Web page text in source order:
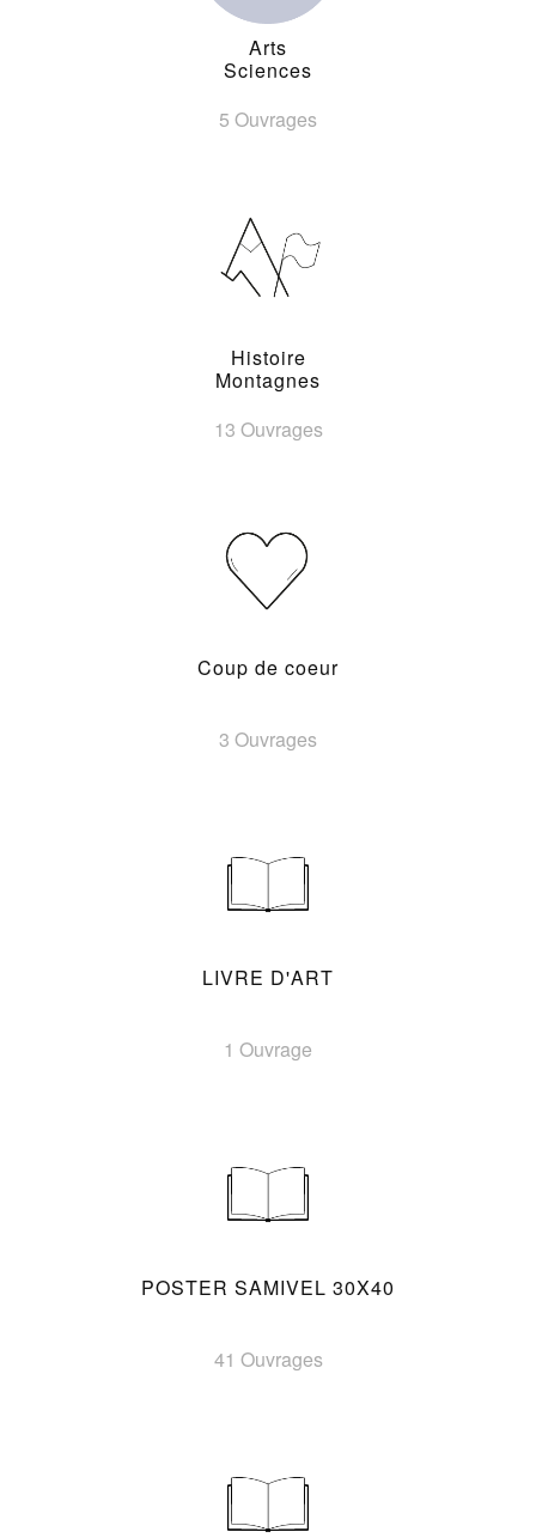
Arts
Sciences
5 Ouvrages
Histoire
Montagnes
13 Ouvrages
Coup de coeur
3 Ouvrages
LIVRE D'ART
1 Ouvrage
POSTER SAMIVEL 30X40
41 Ouvrages